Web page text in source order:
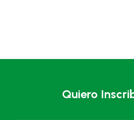
Quiero